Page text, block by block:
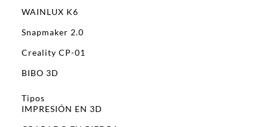
WAINLUX K6
Snapmaker 2.0
Creality CP-01
BIBO 3D
Tipos
IMPRESIÓN EN 3D